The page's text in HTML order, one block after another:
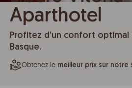
Aparthotel
Profitez d'un confort optimal
Basque.
Obtenez le meilleur prix sur notre